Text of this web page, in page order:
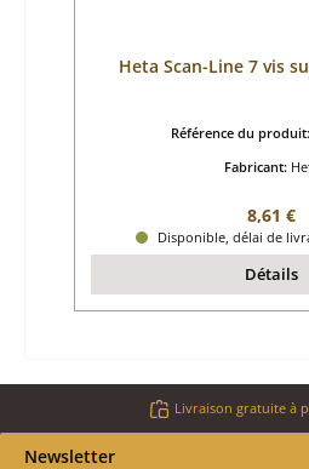
Heta Scan-Line 7 vis
Référence du produit:
Fabricant:
Prix
8,61 €
Disponible, délai de
Détails
Livraison gratuite à
Newsletter